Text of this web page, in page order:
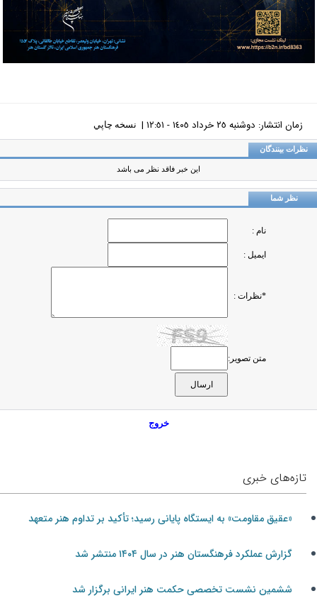
زمان انتشار: دوشنبه ٢٥ خرداد ١٤٠٥ - ١٢:٥١ | نسخه چاپي
بینندگان
این خبر فاقد نظر می باشد
نظر شما
نام :
ایمیل :
*نظرات :
متن تصویر:
خروج
تازه‌های خبری
«عقیق مقاومت» به ایستگاه پایانی رسید؛ تأکید بر تداوم هنر متعهد
گزارش عملکرد فرهنگستان هنر در سال ۱۴۰۴ منتشر شد
ششمین نشست تخصصی حکمت هنر ایرانی برگزار شد